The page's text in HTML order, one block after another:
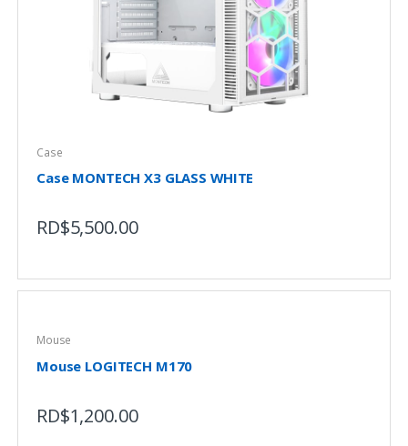
Case
Case MONTECH X3 GLASS WHITE
RD$5,500.00
Mouse
Mouse LOGITECH M170
RD$1,200.00